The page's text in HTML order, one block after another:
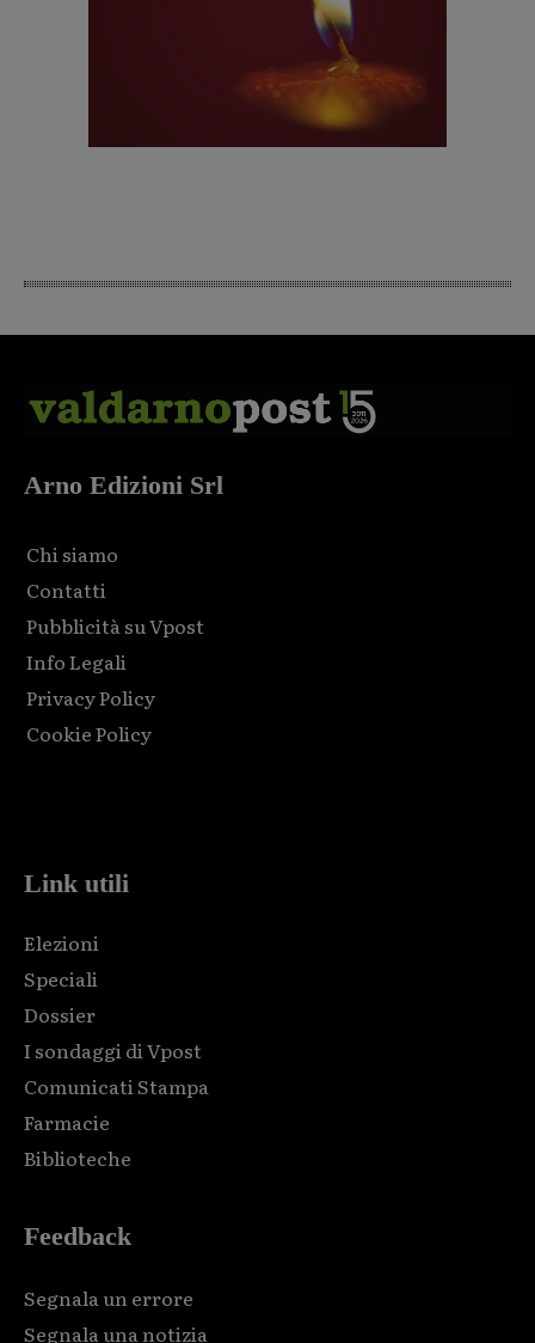
Arno Edizioni Srl
Chi siamo
Contatti
Pubblicità su Vpost
Info Legali
Privacy Policy
Cookie Policy
Link utili
Elezioni
Speciali
Dossier
I sondaggi di Vpost
Comunicati Stampa
Farmacie
Biblioteche
Feedback
Segnala un errore
Segnala una notizia